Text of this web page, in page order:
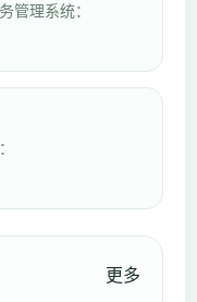
管理系统：
更多